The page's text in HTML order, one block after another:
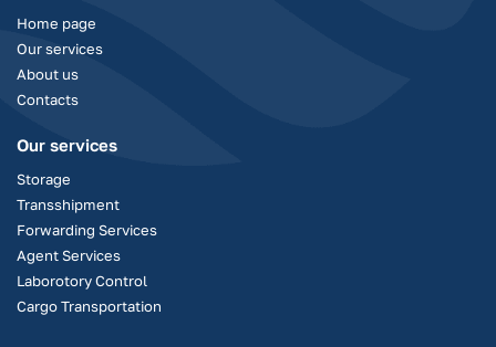
Home page
Our services
About us
Contacts
Our services
Storage
Transshipment
Forwarding Services
Agent Services
Laborotory Control
Cargo Transportation